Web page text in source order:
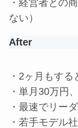
・経営者との
ない）
After
・2ヶ月もする
・単月30万円
・最速でリー
・若手モデル